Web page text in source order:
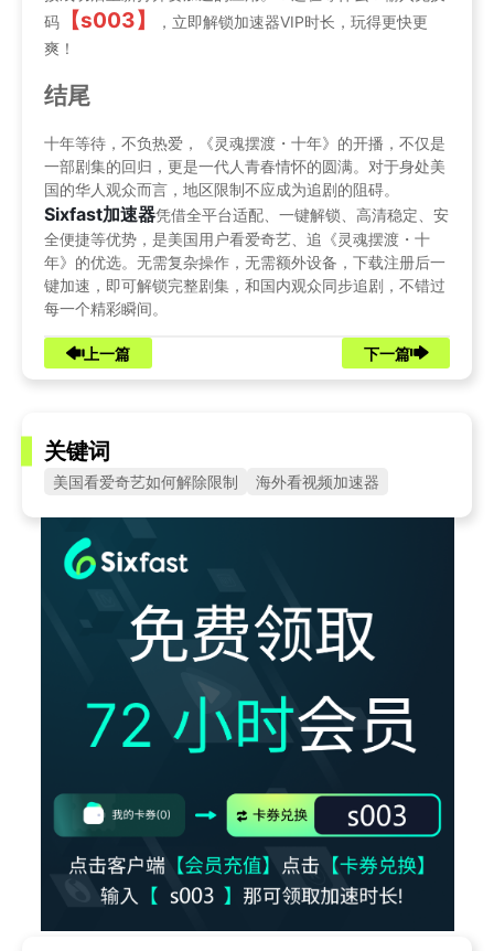
码
【s003】
，立即解锁加速器VIP时长，玩得更快更
爽！
结尾
十年等待，不负热爱，《灵魂摆渡・十年》的开播，不仅是
一部剧集的回归，更是一代人青春情怀的圆满。对于身处美
国的华人观众而言，地区限制不应成为追剧的阻碍。
Sixfast加速器凭借全平台适配、一键解锁、高清稳定、安
全便捷等优势，是美国用户看爱奇艺、追《灵魂摆渡・十
年》的优选。无需复杂操作，无需额外设备，下载注册后一
键加速，即可解锁完整剧集，和国内观众同步追剧，不错过
每一个精彩瞬间。
上一篇 下一篇
关键词
美国看爱奇艺如何解除限制 海外看视频加速器